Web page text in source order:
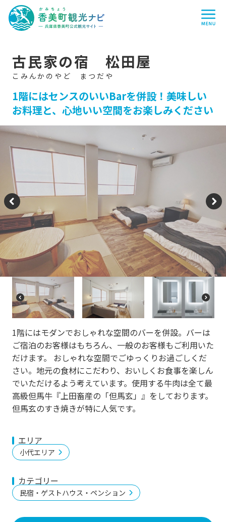
香
美
町
ナ
ビ
-
兵
庫
県
香
美
町
公
式
観
光
サ
イ
ト
-
古民家の宿 松田屋
1階にはセンスのいいBarを併設！美味しい
お料理と、心地いい空間をお楽しみください
P
re
vi
o
u
s
N
e
xt
P
r
e
vi
o
u
s
N
e
xt
1階にはモダンでおしゃれな空間のバーを併設。バーは
ご宿泊のお客様はもちろん、一般のお客様もご利用いた
だけます。 おしゃれな空間でごゆっくりお過ごしくだ
さい。地元の食材にこだわり、おいしくお食事を楽しん
でいただけるよう考えています。使用する牛肉は全て最
高級但馬牛『上田畜産の「但馬玄」』をしております。
但馬玄のすき焼きが特に人気です。
エリア
小代エリア
カテゴリー
民宿・ゲストハウス・ペンション